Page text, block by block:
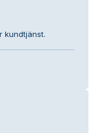
kundtjänst.